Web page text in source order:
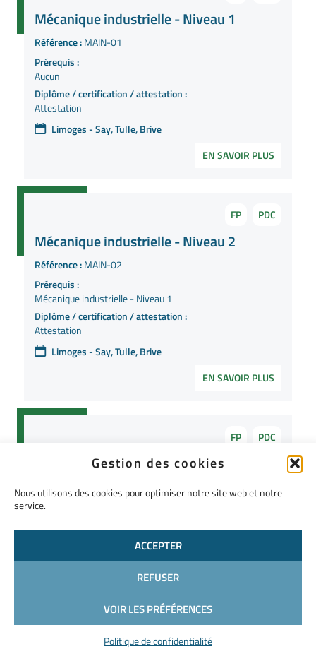
Gestion des cookies
Nous utilisons des cookies pour optimiser notre site web et notre
service.
ACCEPTER
REFUSER
VOIR LES PRÉFÉRENCES
Politique de confidentialité
Mécanique industrielle - Niveau 1
Référence :MAIN-01
Prérequis :
Aucun
Diplôme / certification / attestation :
Attestation
Limoges - Say, Tulle, Brive
EN SAVOIR PLUS
FP PDC
Mécanique industrielle - Niveau 2
Référence :MAIN-02
Prérequis :
Mécanique industrielle - Niveau 1
Diplôme / certification / attestation :
Attestation
Limoges - Say, Tulle, Brive
EN SAVOIR PLUS
FP PDC
Pneumatique - Niveau 1
Référence :
MAIN-06
Prérequis :
Diplôme / certification / attestation :
Limoges - Say, Tulle, Brive